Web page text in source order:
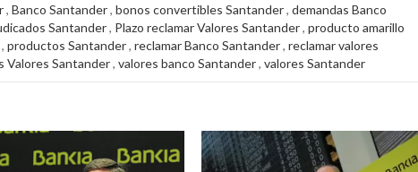
, Banco Santander, bonos convertibles Santander, demandas Banco
Santander, Plazo reclamar Valores Santander, producto amarillo
, productos Santander, reclamar Banco Santander, reclamar valores
Valores Santander, valores banco Santander, valores Santander